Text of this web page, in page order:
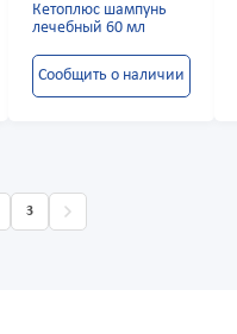
Кетоплюс шампунь
лечебный 60 мл
Сообщить о наличии
3